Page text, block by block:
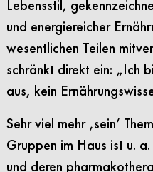
Lebensstil,
und energiereicher
wesentlichen Teilen
schränkt direkt ein: „Ich
aus, kein
Sehr viel mehr ‚sein‘
Gruppen im Haus ist u.
und deren